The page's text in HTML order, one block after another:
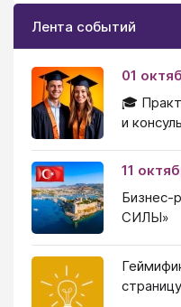
Лента событий
01
🎓
и
11
Бизнес-
СИЛЫ»